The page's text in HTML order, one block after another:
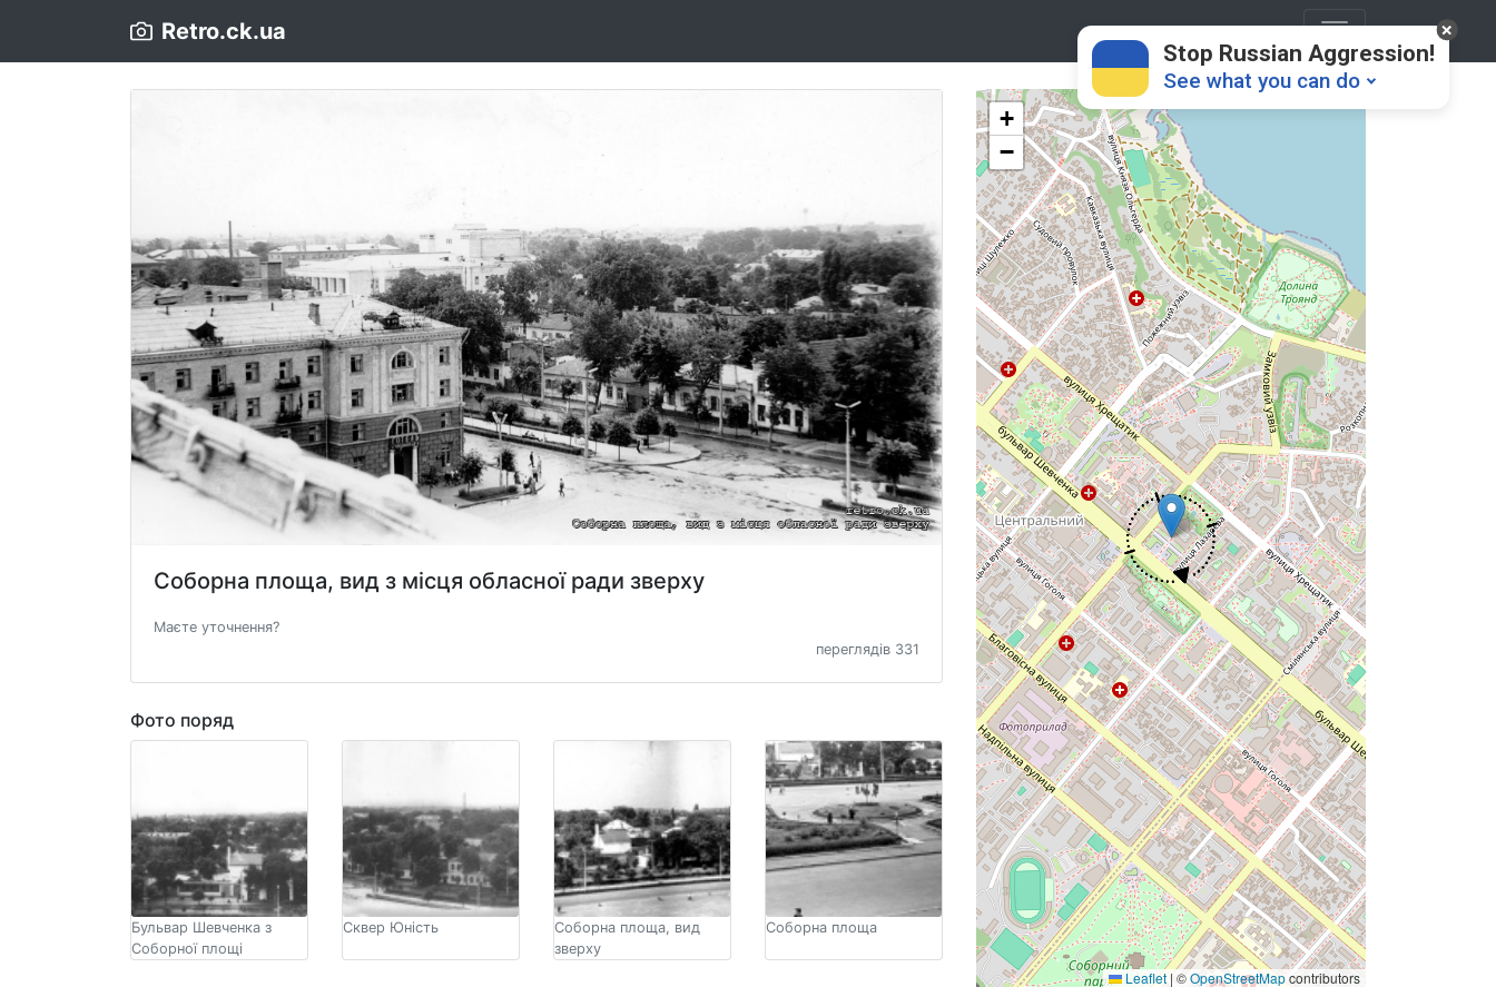
Retro.ck.ua
Соборна площа, вид з місця обласної ради зверху
Маєте уточнення?
переглядів 331
Фото поряд
Бульвар Шевченка з
Соборної площі
Сквер Юність
Соборна площа, вид
зверху
Соборна площа
+
−
Leaflet | ©OpenStreetMapcontributors
Stop Russian Aggression!
See what you can do
Donate
Support Ukraine
Share this widget